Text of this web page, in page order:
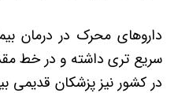
داروهای محرک در درمان
سریع تری داشته و در خط
در کشور نیز پزشکان قدیمی